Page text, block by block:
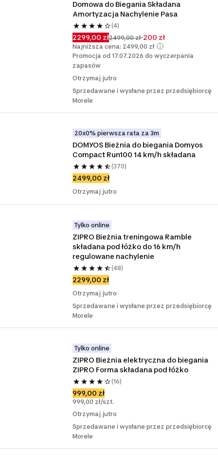
Domowa do Biegania Składana
Amortyzacja Nachylenie Pasa
(4)
2299,00 zł2499,00 zł-200 zł
Najniższa cena: 2499,00 zł
Promocja od 17.07.2026 do wyczerpania
zapasów
Otrzymaj jutro
Sprzedawane i wysłane przez przedsiębiorcę
Morele
20x0% pierwsza rata za 3m
DOMYOS Bieżnia do biegania Domyos
Compact Run100 14 km/h składana
(370)
2499,00 zł
Otrzymaj jutro
Tylko online
ZIPRO Bieżnia treningowa Ramble
składana pod łóżko do 16 km/h
regulowane nachylenie
(48)
2299,00 zł
Otrzymaj jutro
Sprzedawane i wysłane przez przedsiębiorcę
Morele
Tylko online
ZIPRO Bieżnia elektryczna do biegania
ZIPRO Forma składana pod łóżko
(16)
999,00 zł
999,00 zł/szt.
Otrzymaj jutro
Sprzedawane i wysłane przez przedsiębiorcę
Morele